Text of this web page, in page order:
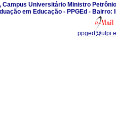
Campus Universitário Ministro
em Educação - PPGEd - Bairro: